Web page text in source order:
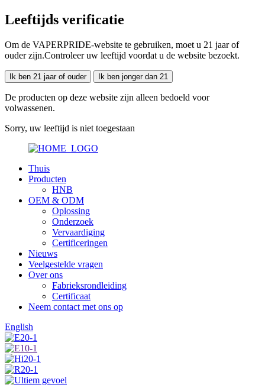
Leeftijds verificatie
Om de VAPERPRIDE-website te gebruiken, moet u 21 jaar of
ouder zijn.Controleer uw leeftijd voordat u de website bezoekt.
Ik ben 21 jaar of ouder Ik ben jonger dan 21
De producten op deze website zijn alleen bedoeld voor
volwassenen.
Sorry, uw leeftijd is niet toegestaan
Thuis
Producten
HNB
OEM & ODM
Oplossing
Onderzoek
Vervaardiging
Certificeringen
Nieuws
Veelgestelde vragen
Over ons
Fabrieksrondleiding
Certificaat
Neem contact met ons op
English